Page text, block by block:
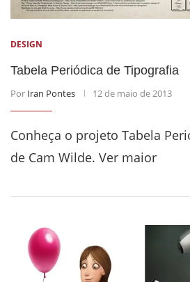
DESIGN
Tabela Periódica de Tipografia
Por Iran Pontes 12 de maio de 2013
Conheça o projeto Tabela
de Cam Wilde. Ver maior